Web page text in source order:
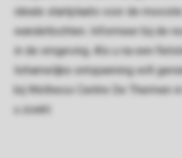
ideale startplaats voor de
wandeltochten. Informeer bij de
in de omgeving. Als u na een
lichamelijke ontspanning wilt
bij Wellness Centre De Thermen
u zoekt.